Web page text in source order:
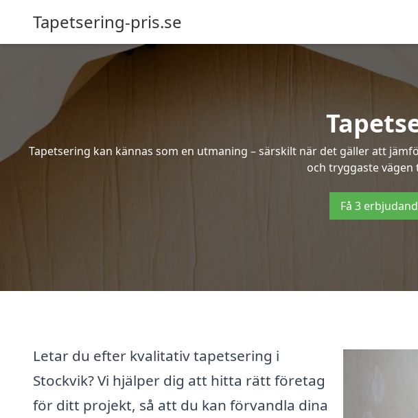
Tapetsering-pris.se
Tapetsering kan kännas som en utmaning – särskilt när det gäller att
och tryggaste
Få 3
Letar du efter kvalitativ tapetsering i
Stockvik? Vi hjälper dig att hitta rätt företag
för ditt projekt, så att du kan förvandla dina